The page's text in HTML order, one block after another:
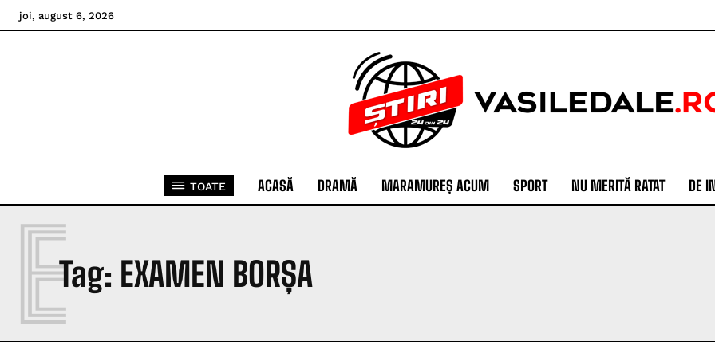
joi, august 6, 2026
TOATE ACASĂ DRAMĂ MARAMUREȘ ACUM SPORT NU MERITĂ RATAT DE
Tag: EXAMEN BORȘA
E